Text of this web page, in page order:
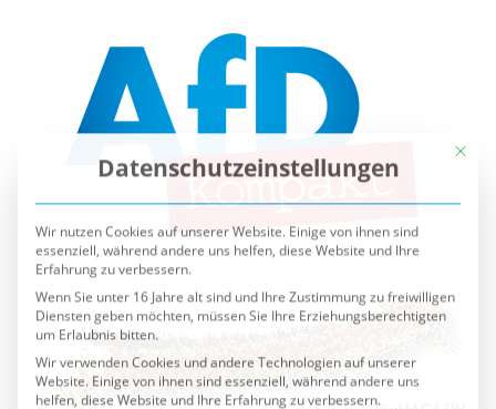
Datenschutzeinstellungen
Wir nutzen Cookies auf unserer Website. Einige von ihnen sind
essenziell, während andere uns helfen, diese Website und Ihre
Wenn Sie unter 16 Jahre alt sind und Ihre Zustimmung zu freiwilligen
Diensten geben möchten, müssen Sie Ihre Erziehungsberechtigten
Wir verwenden Cookies und andere Technologien auf unserer
Website. Einige von ihnen sind essenziell, während andere uns
helfen, diese Website und Ihre Erfahrung zu verbessern.
Personenbezogene Daten können verarbeitet werden (z. B. IP-
Adressen), z. B. für personalisierte Anzeigen und Inhalte oder
Anzeigen- und Inhaltsmessung.
Verwendung Ihrer Daten finden Sie in unserer
Datenschutzerklärung.Sie können Ihre Auswahl jederzeit unter
Einstellungenwiderrufen oder anpassen.